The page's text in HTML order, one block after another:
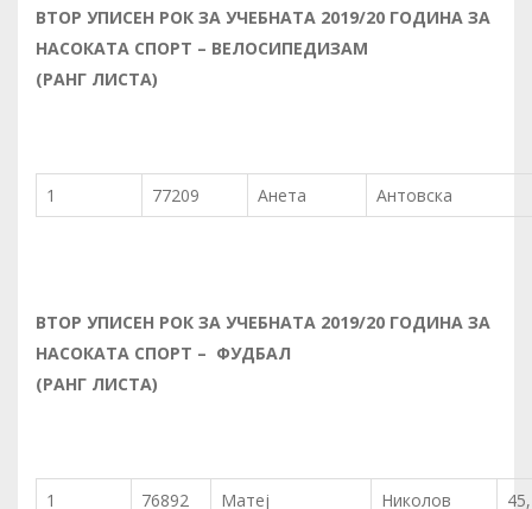
ВТОР УПИСЕН РОК ЗА УЧЕБНАТА 2019/20 ГОДИНА ЗА
НАСОКАТА СПОРТ – ВЕЛОСИПЕДИЗАМ
(РАНГ ЛИСТА)
1 77209 Анета Антовска
ВТОР УПИСЕН РОК ЗА УЧЕБНАТА 2019/20 ГОДИНА ЗА
НАСОКАТА СПОРТ – ФУДБАЛ
(РАНГ ЛИСТА)
1 76892 Матеј Николов